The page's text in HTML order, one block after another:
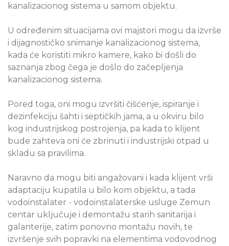
kanalizacionog sistema u samom objektu.
U određenim situacijama ovi majstori mogu da izvrše
i dijagnostičko snimanje kanalizacionog sistema,
kada će koristiti mikro kamere, kako bi došli do
saznanja zbog čega je došlo do začepljenja
kanalizacionog sistema.
Pored toga, oni mogu izvršiti čišćenje, ispiranje i
dezinfekciju šahti i septičkih jama, a u okviru bilo
kog industrijskog postrojenja, pa kada to klijent
bude zahteva oni će zbrinuti i industrijski otpad u
skladu sa pravilima.
Naravno da mogu biti angažovani i kada klijent vrši
adaptaciju kupatila u bilo kom objektu, a tada
vodoinstalater - vodoinstalaterske usluge Zemun
centar uključuje i demontažu starih sanitarija i
galanterije, zatim ponovno montažu novih, te
izvršenje svih popravki na elementima vodovodnog